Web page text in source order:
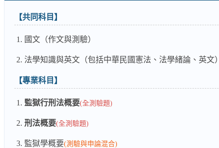
【共同科目】
國文（作文與測驗）
法學知識與英文（包括中華民國憲法、法學緒論、英文）
【專業科目】
監獄行刑法概要(全測驗題)
刑法概要(全測驗題)
監獄學概要(測驗與申論混合)